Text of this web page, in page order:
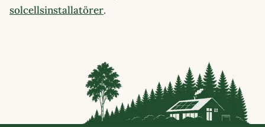
solcellsinstallatörer.